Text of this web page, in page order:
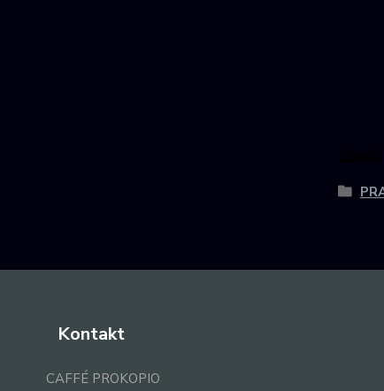
Kontakt
CAFFÉ PROKOPIO